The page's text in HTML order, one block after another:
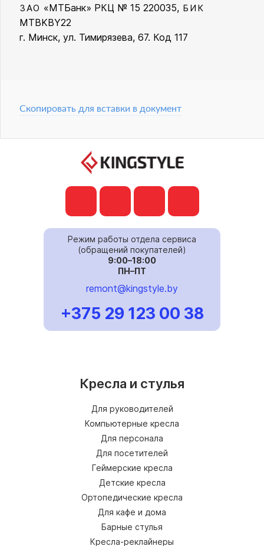
ЗАО «МТБанк» РКЦ № 15 220035, БИК
MTBKBY22
г. Минск, ул. Тимирязева, 67. Код 117
Скопировать для вставки в документ
Режим работы отдела сервиса
(обращений покупателей)
9:00–18:00
ПН–ПТ
remont@kingstyle.by
+375 29 123 00 38
Кресла и стулья
Для руководителей
Компьютерные кресла
Для персонала
Для посетителей
Геймерские кресла
Детские кресла
Ортопедические кресла
Для кафе и дома
Барные стулья
Кресла-реклайнеры